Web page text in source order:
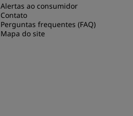
Alertas ao consumidor
Contato
Perguntas frequentes (FAQ)
Mapa do site